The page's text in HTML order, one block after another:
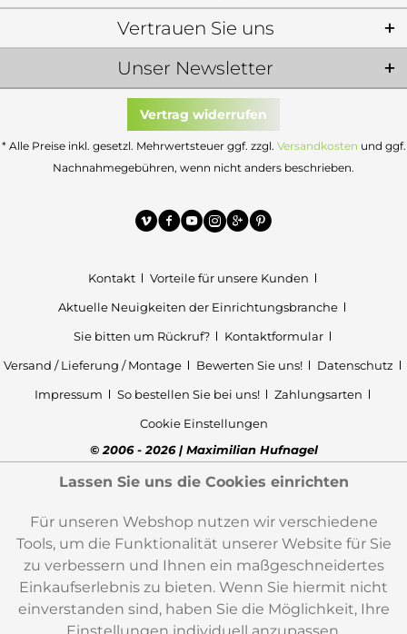
Unser Newsletter
Vertrauen Sie uns
Vertrag widerrufen
* Alle Preise inkl. gesetzl. Mehrwertsteuer ggf. zzgl. Versandkosten und ggf.
Nachnahmegebühren, wenn nicht anders beschrieben.
Kontakt
Vorteile für unsere Kunden
Aktuelle Neuigkeiten der Einrichtungsbranche
Sie bitten um Rückruf?
Kontaktformular
Versand / Lieferung / Montage
Bewerten Sie uns!
Datenschutz
Impressum
So bestellen Sie bei uns!
Zahlungsarten
Cookie Einstellungen
© 2006 - 2026 | Maximilian Hufnagel
Lassen Sie uns die Cookies einrichten
Für unseren Webshop nutzen wir verschiedene
Tools, um die Funktionalität unserer Website für Sie
zu verbessern und Ihnen ein maßgeschneidertes
Einkaufserlebnis zu bieten. Wenn Sie hiermit nicht
einverstanden sind, haben Sie die Möglichkeit, Ihre